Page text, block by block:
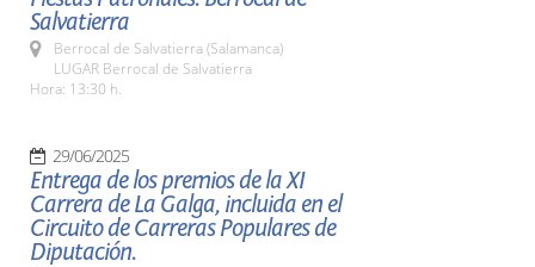
Salvatierra
Berrocal de Salvatierra (Salamanca)
LUGAR Berrocal de Salvatierra
Hora: 13:30 h.
29/06/2025
Entrega de los premios de la XI
Carrera de La Galga, incluida en el
Circuito de Carreras Populares de
Diputación.